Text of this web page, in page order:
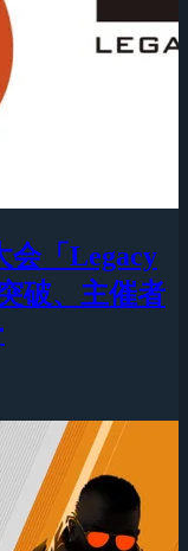
会「Legacy
破、主催者